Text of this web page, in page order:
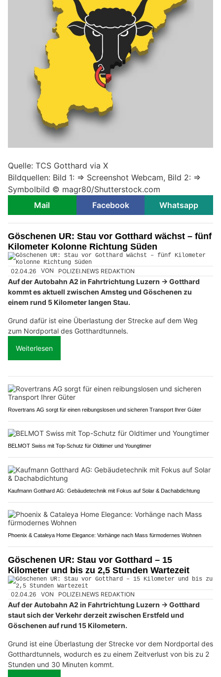
Quelle: TCS Gotthard via X
Bildquellen: Bild 1: => Screenshot Webcam, Bild 2: =>
Symbolbild © magr80/Shutterstock.com
Mail
Facebook Whatsapp
Göschenen UR: Stau vor Gotthard wächst – fünf
Kilometer Kolonne Richtung Süden
02.04.26 VON POLIZEI.NEWS REDAKTION
Auf der Autobahn A2 in Fahrtrichtung Luzern → Gotthard
kommt es aktuell zwischen Amsteg und Göschenen zu
einem rund 5 Kilometer langen Stau.
Grund dafür ist eine Überlastung der Strecke auf dem Weg
zum Nordportal des Gotthardtunnels.
Weiterlesen
Rovertrans AG sorgt für einen reibungslosen und sicheren Transport Ihrer Güter
BELMOT Swiss mit Top-Schutz für Oldtimer und Youngtimer
Kaufmann Gotthard AG: Gebäudetechnik mit Fokus auf Solar & Dachabdichtung
Phoenix & Cataleya Home Elegance: Vorhänge nach Mass fürmodernes Wohnen
Göschenen UR: Stau vor Gotthard – 15
Kilometer und bis zu 2,5 Stunden Wartezeit
02.04.26 VON POLIZEI.NEWS REDAKTION
Auf der Autobahn A2 in Fahrtrichtung Luzern → Gotthard
staut sich der Verkehr derzeit zwischen Erstfeld und
Göschenen auf rund 15 Kilometern.
Grund ist eine Überlastung der Strecke vor dem Nordportal des
Gotthardtunnels, wodurch es zu einem Zeitverlust von bis zu 2
Stunden und 30 Minuten kommt.